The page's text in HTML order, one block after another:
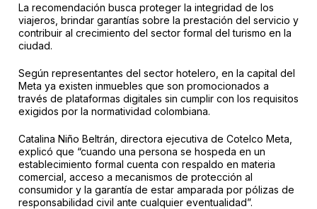
La recomendación busca proteger la integridad de los
viajeros, brindar garantías sobre la prestación del servicio y
contribuir al crecimiento del sector formal del turismo en la
ciudad.
Según representantes del sector hotelero, en la capital del
Meta ya existen inmuebles que son promocionados a
través de plataformas digitales sin cumplir con los requisitos
exigidos por la normatividad colombiana.
Catalina Niño Beltrán, directora ejecutiva de Cotelco Meta,
explicó que “cuando una persona se hospeda en un
establecimiento formal cuenta con respaldo en materia
comercial, acceso a mecanismos de protección al
consumidor y la garantía de estar amparada por pólizas de
responsabilidad civil ante cualquier eventualidad”.